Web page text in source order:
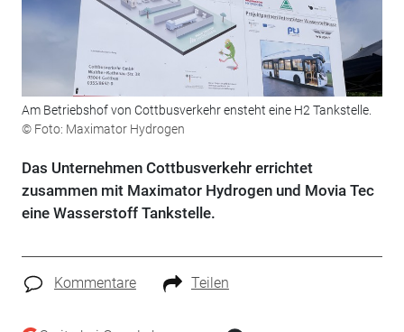
Am Betriebshof von Cottbusverkehr ensteht eine H2 Tankstelle.
© Foto: Maximator Hydrogen
Das Unternehmen Cottbusverkehr errichtet
zusammen mit Maximator Hydrogen und Movia Tec
eine Wasserstoff Tankstelle.
Kommentare Teilen